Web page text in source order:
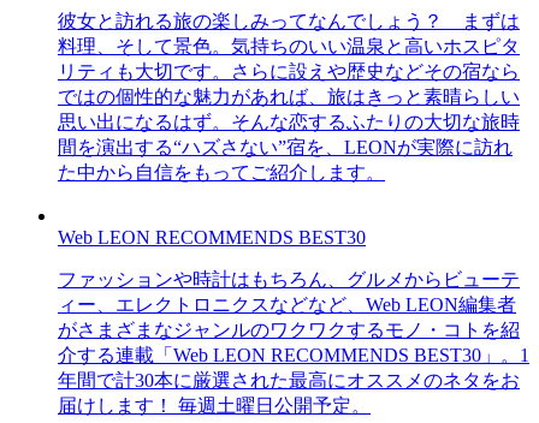
彼女と訪れる旅の楽しみってなんでしょう？ まずは
料理、そして景色。気持ちのいい温泉と高いホスピタ
リティも大切です。さらに設えや歴史などその宿なら
ではの個性的な魅力があれば、旅はきっと素晴らしい
思い出になるはず。そんな恋するふたりの大切な旅時
間を演出する“ハズさない”宿を、LEONが実際に訪れ
た中から自信をもってご紹介します。
Web LEON RECOMMENDS BEST30
ファッションや時計はもちろん、グルメからビューテ
ィー、エレクトロニクスなどなど、Web LEON編集者
がさまざまなジャンルのワクワクするモノ・コトを紹
介する連載「Web LEON RECOMMENDS BEST30」。1
年間で計30本に厳選された最高にオススメのネタをお
届けします！ 毎週土曜日公開予定。